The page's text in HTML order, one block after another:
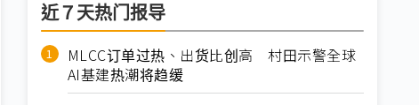
近７天热门报导
MLCC订单过热、出货比创高 村田示警全球
AI基建热潮将趋缓